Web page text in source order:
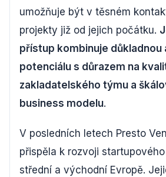
umožňuje být v těsném
projekty již od jejich počátku.
přístup kombinuje důkladnou
potenciálu s důrazem na
zakladatelského týmu a
business modelu.
V posledních letech Presto
přispěla k rozvoji
střední a východní Evropě.